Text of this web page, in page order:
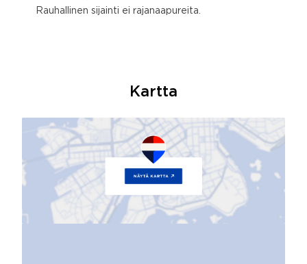
Rauhallinen sijainti ei rajanaapureita.
Kartta